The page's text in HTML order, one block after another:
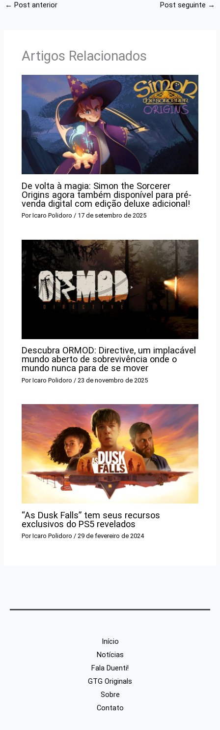
← Post anterior Post seguinte →
Artigos Relacionados
De volta à magia: Simon the Sorcerer
Origins agora também disponível para pré-
venda digital com edição deluxe adicional!
PorIcaro Polidoro/ 17 de setembro de 2025
Descubra ORMOD: Directive, um implacável
mundo aberto de sobrevivência onde o
mundo nunca para de se mover
PorIcaro Polidoro / 23 de novembro de 2025
“As Dusk Falls” tem seus recursos
exclusivos do PS5 revelados
PorIcaro Polidoro/29 de fevereiro de 2024
Início
Notícias
Fala Duenti!
GTG Originals
Sobre
Contato